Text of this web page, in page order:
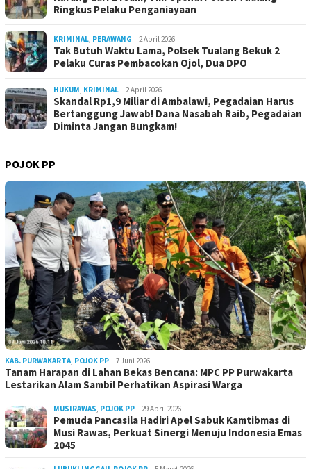
Ringkus Pelaku Penganiayaan
KRIMINAL, PERAWANG 2 April 2026
Tak Butuh Waktu Lama, Polsek Tualang Bekuk 2
Pelaku Curas Pembacokan Ojol, Dua DPO
HUKUM, KRIMINAL 2 April 2026
Skandal Rp1,9 Miliar di Ambalawi, Pegadaian Harus
Bertanggung Jawab! Dana Nasabah Raib, Pegadaian
Diminta Jangan Bungkam!
POJOK PP
KAB. PURWAKARTA, POJOK PP 7 Juni 2026
Tanam Harapan di Lahan Bekas Bencana: MPC PP Purwakarta
Lestarikan Alam Sambil Perhatikan Aspirasi Warga
MUSIRAWAS, POJOK PP 29 April 2026
Pemuda Pancasila Hadiri Apel Sabuk Kamtibmas di
Musi Rawas, Perkuat Sinergi Menuju Indonesia Emas
2045